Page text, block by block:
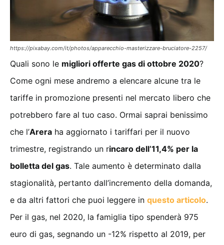
https://pixabay.com/it/photos/apparecchio-masterizzare-bruciatore-2257/
Quali sono le migliori offerte gas di ottobre 2020?
Come ogni mese andremo a elencare alcune tra le
tariffe in promozione presenti nel mercato libero che
potrebbero fare al tuo caso. Ormai saprai benissimo
che l’Arera ha aggiornato i tariffari per il nuovo
trimestre, registrando un rincaro dell’11,4% per la
bolletta del gas. Tale aumento è determinato dalla
stagionalità, pertanto dall’incremento della domanda,
e da altri fattori che puoi leggere in questo articolo.
Per il gas, nel 2020, la famiglia tipo spenderà 975
euro di gas, segnando un -12% rispetto al 2019, per